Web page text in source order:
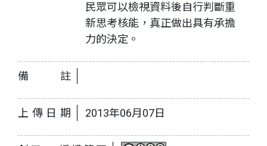
民眾可以檢視資料後自行判斷重
新思考核能，真正做出具有承擔
力的決定。
備註
上傳日期 2013年06月07日